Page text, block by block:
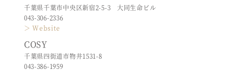
千葉県千葉市中央区新宿2-5-3 大同生命ビル
043-306-2336
＞ Website
COSY
千葉県四街道市物井1531-8
043-386-1959